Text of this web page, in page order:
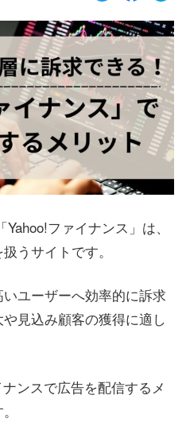
ファイナンス」は、
うサイトです。
ユーザーへ効率的に訴求
見込み顧客の獲得に適し
ンスで広告を配信するメ